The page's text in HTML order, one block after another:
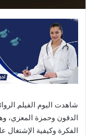
شاهدت اليوم الفيلم
الدقون وحمزة المعزي،
الفكرة وكيفية الإشتغال